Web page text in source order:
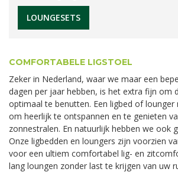
LOUNGESETS
COMFORTABELE LIGSTOEL
Zeker in Nederland, waar we maar een
dagen per jaar hebben, is het extra fijn om
optimaal te benutten. Een ligbed of
om heerlijk te ontspannen en te genieten
zonnestralen. En natuurlijk hebben we ook
Onze ligbedden en loungers zijn voorzien
voor een ultiem comfortabel lig- en
lang loungen zonder last te krijgen van uw